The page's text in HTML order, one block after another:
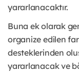
yararlanacaktır.
Buna ek olarak
organize edilen
desteklerinden
yararlanacak ve